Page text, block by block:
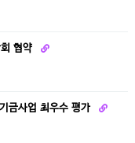
협약
금사업 최우수 평가